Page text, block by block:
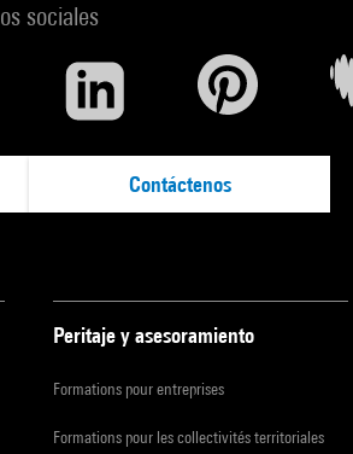
sociales
Contáctenos
Peritaje y asesoramiento
Formations pour entreprises
Formations pour les collectivités territoriales